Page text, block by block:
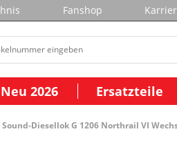
Fanshop
Neu 2026 Ersatzteile
Sound-Diesellok G 1206 Northrail VI